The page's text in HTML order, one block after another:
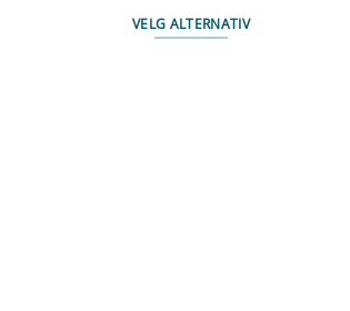
VELG ALTERNATIV